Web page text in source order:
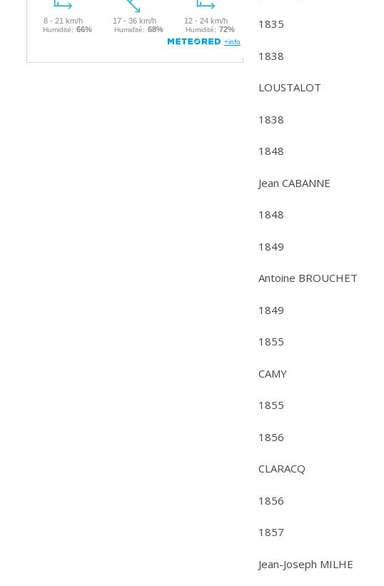
1835
1838
LOUSTALOT
1838
1848
Jean CABANNE
1848
1849
Antoine BROUCHET
1849
1855
CAMY
1855
1856
CLARACQ
1856
1857
Jean-Joseph MILHE